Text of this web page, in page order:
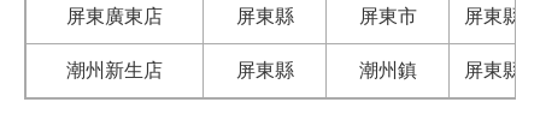
屏東廣東店
屏東縣 屏東市
屏東縣
潮州新生店
屏東縣 潮州鎮 屏東縣